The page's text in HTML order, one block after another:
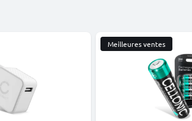
Meilleures ventes